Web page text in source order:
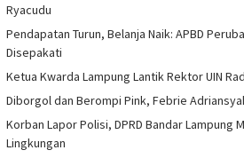
Ryacudu
Pendapatan Turun, Belanja Naik: APBD
Disepakati
Ketua Kwarda Lampung Lantik Rektor UIN
Diborgol dan Berompi Pink, Febrie
Korban Lapor Polisi, DPRD Bandar Lampung
Lingkungan